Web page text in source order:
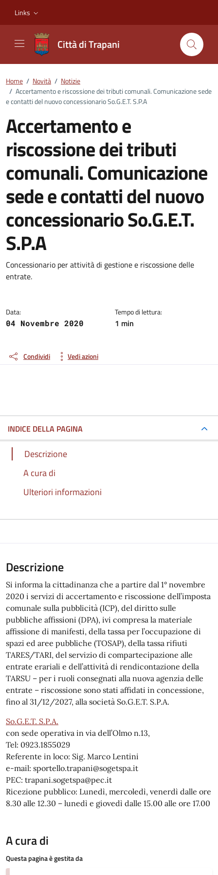
Links
Città di Trapani
Home / Novità / Notizie
/ Accertamento e riscossione dei tributi comunali. Comunicazione sede
e contatti del nuovo concessionario So.G.E.T. S.P.A
Accertamento e
riscossione dei tributi
comunali. Comunicazione
sede e contatti del nuovo
concessionario So.G.E.T.
S.P.A
Dettagli della notizia
Concessionario per attività di gestione e riscossione delle
entrate.
Data:
04 Novembre 2020
Tempo di lettura:
1 min
Condividi Vedi azioni
INDICE DELLA PAGINA
Descrizione
A cura di
Ulteriori informazioni
Descrizione
Si informa la cittadinanza che a partire dal 1° novembre
2020 i servizi di accertamento e riscossione dell’imposta
comunale sulla pubblicità (ICP), del diritto sulle
pubbliche affissioni (DPA), ivi compresa la materiale
affissione di manifesti, della tassa per l’occupazione di
spazi ed aree pubbliche (TOSAP), della tassa rifiuti
TARES/TARI, del servizio di compartecipazione alle
entrate erariali e dell’attività di rendicontazione della
TARSU – per i ruoli consegnati alla nuova agenzia delle
entrate – riscossione sono stati affidati in concessione,
fino al 31/12/2027, alla società So.G.E.T. S.P.A.
So.G.E.T. S.P.A.
con sede operativa in via dell’Olmo n.13,
Tel: 0923.1855029
Referente in loco: Sig. Marco Lentini
e-mail: sportello.trapani@sogetspa.it
PEC: trapani.sogetspa@pec.it
Ricezione pubblico: Lunedì, mercoledì, venerdì dalle ore
8.30 alle 12.30 – lunedì e giovedì dalle 15.00 alle ore 17.00
A cura di
Questa pagina è gestita da